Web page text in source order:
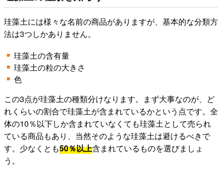
珪藻土には様々な名前の商品がありますが、基本的な分類方
法は3つしかありません。
珪藻土の含有量
珪藻土の粒の大きさ
色
この3点が珪藻土の種類分けなります。まず大事なのが、ど
れくらいの割合で珪藻土が含まれているかという点です。全
体の10％以下しか含まれていなくても珪藻土として売られ
ている商品もあり、当然そのような珪藻土は避けるべきで
す。少なくとも50％以上含まれているものを選びましょ
う。